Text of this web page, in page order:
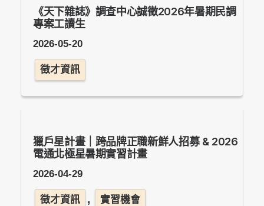
《天下雜誌》調查中心誠徵2026年暑期民調
專案工讀生
2026-05-20
徵才資訊
獵戶星計畫｜跨品牌正職新鮮人招募 & 2026
電通北極星暑期實習計畫
2026-04-29
徵才資訊 , 實習機會